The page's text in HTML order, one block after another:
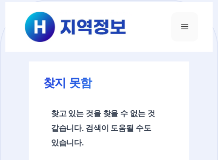
건너뛰기
메뉴
찾지 못함
찾고 있는 것을 찾을 수 없는 것
같습니다. 검색이 도움될 수도
있습니다.